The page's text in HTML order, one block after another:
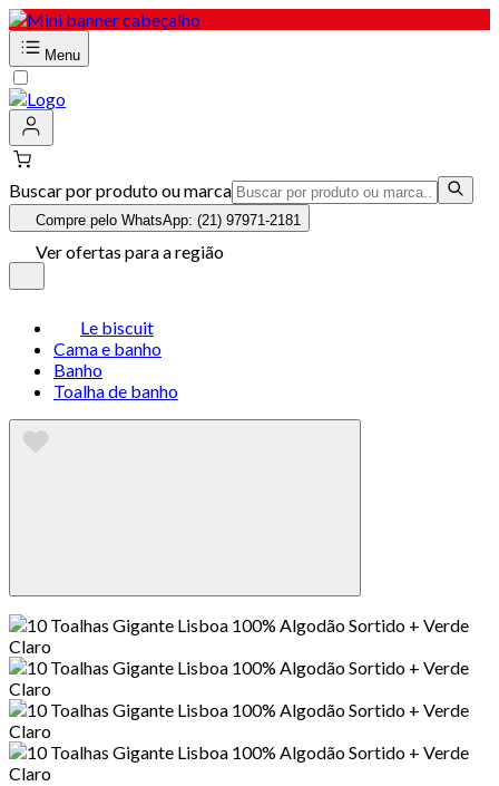
Menu
Buscar por produto ou marca
Compre pelo WhatsApp: (21) 97971-2181
Ver ofertas para a região
Le biscuit
Cama e banho
Banho
Toalha de banho